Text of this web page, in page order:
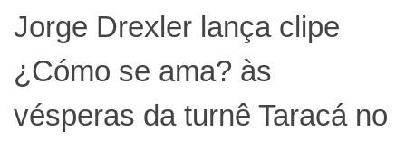
Jorge Drexler lança clipe
¿Cómo se ama? às
vésperas da turnê Taracá no